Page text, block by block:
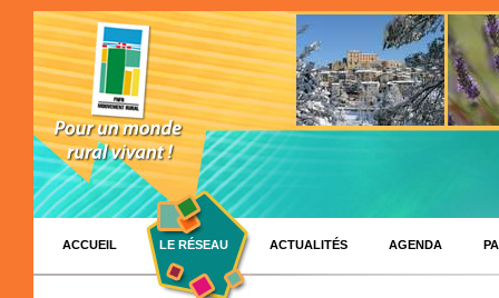
ACCUEIL LE RÉSEAU ACTUALITÉS AGENDA